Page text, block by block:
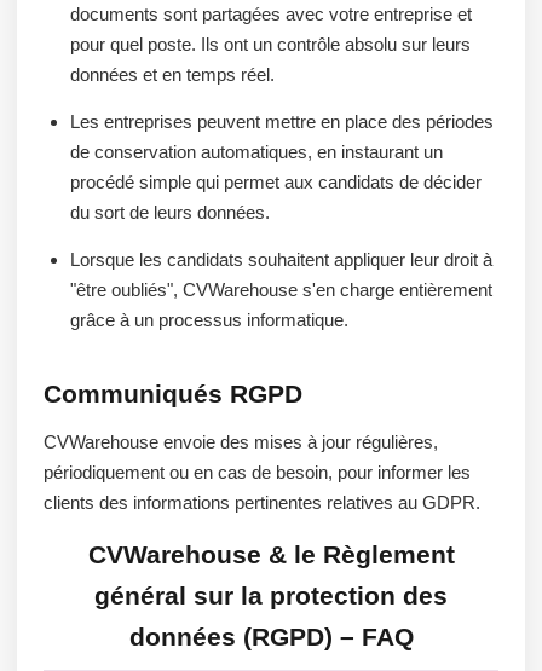
documents sont partagées avec votre entreprise et
pour quel poste. Ils ont un contrôle absolu sur leurs
données et en temps réel.
Les entreprises peuvent mettre en place des périodes
de conservation automatiques, en instaurant un
procédé simple qui permet aux candidats de décider
du sort de leurs données.
Lorsque les candidats souhaitent appliquer leur droit à
"être oubliés", CVWarehouse s'en charge entièrement
grâce à un processus informatique.
Communiqués RGPD
CVWarehouse envoie des mises à jour régulières,
périodiquement ou en cas de besoin, pour informer les
clients des informations pertinentes relatives au GDPR.
CVWarehouse & le Règlement
général sur la protection des
données (RGPD) – FAQ